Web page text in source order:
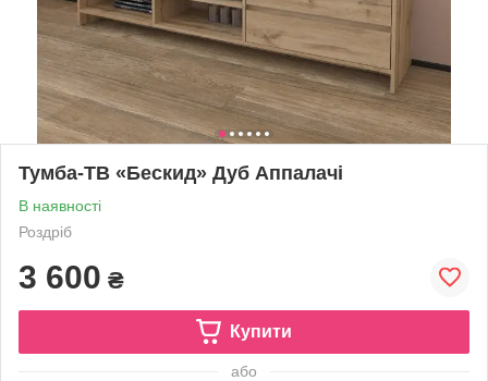
Тумба-ТВ «Бескид» Дуб Аппалачі
В наявності
Роздріб
3 600 ₴
Купити
або